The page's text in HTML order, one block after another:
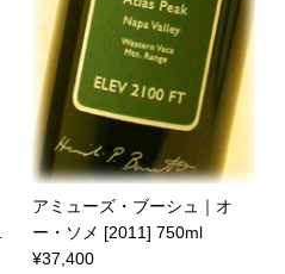
アミューズ・ブーシュ｜オ
ー・ソメ [2011] 750ml
¥37,400